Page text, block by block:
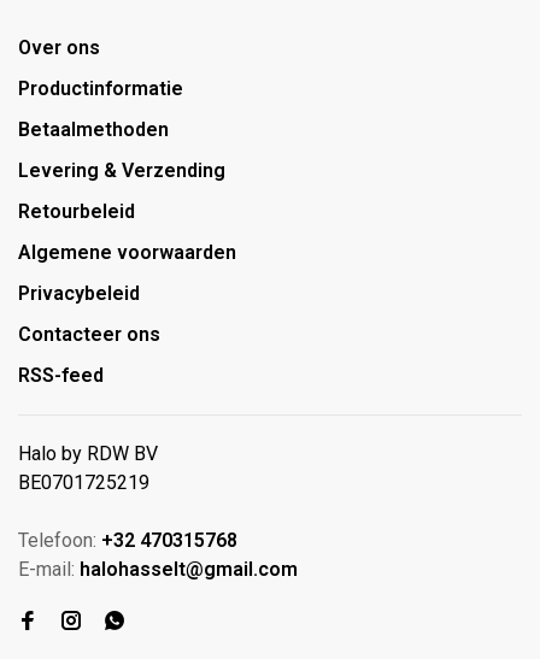
Over ons
Productinformatie
Betaalmethoden
Levering & Verzending
Retourbeleid
Algemene voorwaarden
Privacybeleid
Contacteer ons
RSS-feed
Halo by RDW BV
BE0701725219
Telefoon: +32 470315768
E-mail: halohasselt@gmail.com